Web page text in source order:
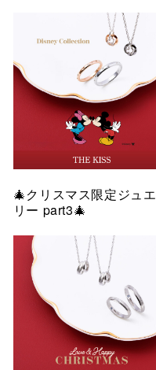
🎄クリスマス限定ジュエ
リー part3🎄